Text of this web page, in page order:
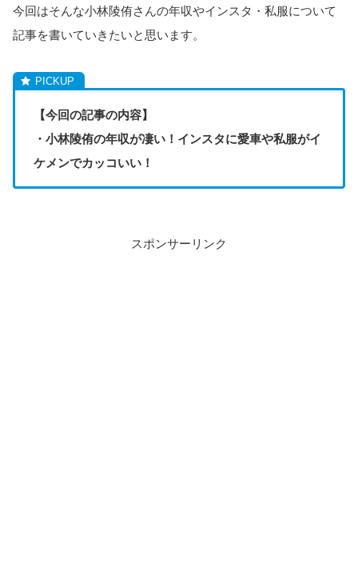
今回はそんな小林陵侑さんの年収やインスタ・私服について
記事を書いていきたいと思います。
【今回の記事の内容】
・小林陵侑の年収が凄い！インスタに愛車や私服がイ
ケメンでカッコいい！
スポンサーリンク